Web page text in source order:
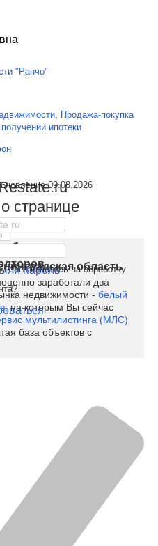
область
область
пароль
"Ранчо"
Продажа-покупка
ипотеки
09.08.2026
базу
заработали два
недвижимости - белый
, на которым Вы сейчас
мультилистинга (МЛС)
база объектов с
странице
на обработку